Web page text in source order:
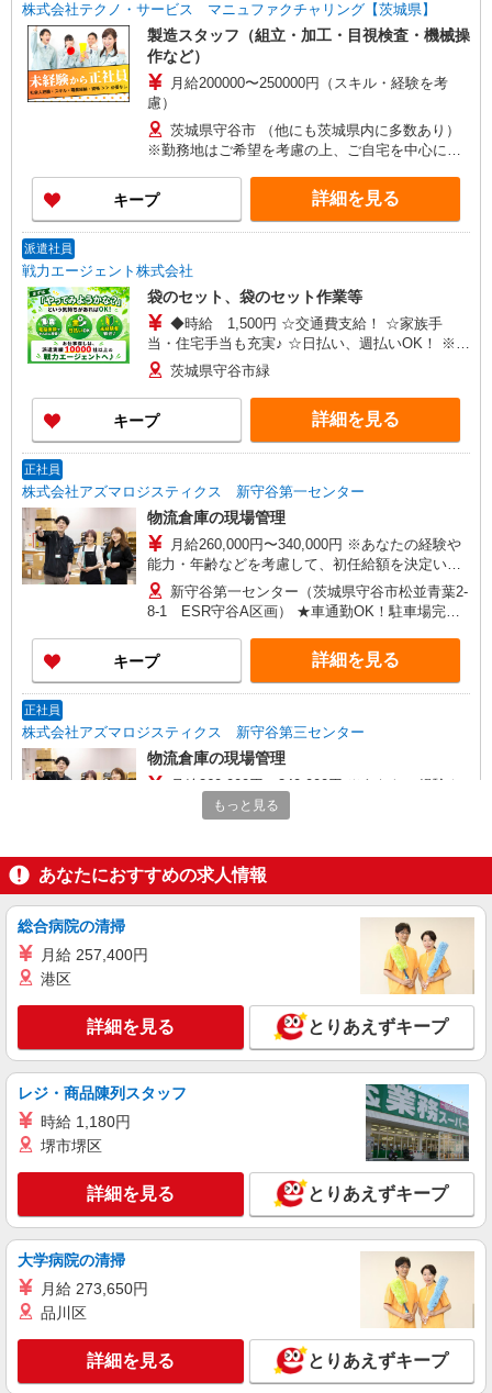
株式会社テクノ・サービス マニュファクチャリング【茨城県】
製造スタッフ（組立・加工・目視検査・機械操
作など）
月給200000〜250000円（スキル・経験を考
慮）
茨城県守谷市 （他にも茨城県内に多数あり）
※勤務地はご希望を考慮の上、ご自宅を中心に通
し）
キープ 詳細を見る
派遣社員
戦力エージェント株式会社
袋のセット、袋のセット作業等
◆時給 1,500円 ☆交通費支給！ ☆家族手
当・住宅手当も充実♪ ☆日払い、週払いOK！ ※す
べて当社規定あり
茨城県守谷市緑
キープ 詳細を見る
正社員
株式会社アズマロジスティクス 新守谷第一センター
物流倉庫の現場管理
月給260,000円〜340,000円 ※あなたの経験や
能力・年齢などを考慮して、初任給額を決定いた
します。 ※上記月給額には固定残業手当（月15時
間分・26,500円〜34,500円）が含まれます。 時
間超過分の時間外手当は、別途支給いたします。
※2ヶ月の試用期間があります。その間の給与・待
遇に変更はありません。 ＜年収例＞ 400万円（25
歳・入社2年目） 520万円（29歳・入社5年目）
新守谷第一センター（茨城県守谷市松並青葉2-
8-1 ESR守谷A区画） ★車通勤OK！駐車場完
キープ 詳細を見る
正社員
株式会社アズマロジスティクス 新守谷第三センター
物流倉庫の現場管理
月給260,000円〜340,000円 ※あなたの経験や
能力・年齢などを考慮して、初任給額を決定いた
します。 ※上記月給額には固定残業手当（月15時
間超過分の時間外手当は、別途支給いたします。
※2ヶ月の試用期間があります。その間の給与・待
遇に変更はありません。 ＜年収例＞ 400万円（25
歳・入社2年目） 520万円（29歳・入社5年目）
OK！駐車場完備！
キープ 詳細を見る
正社員
株式会社アズマロジスティクス 新守谷第二センター
月給260,000円〜340,000円 ※あなたの経験や
能力・年齢などを考慮して、初任給額を決定いた
します。 ※上記月給額には固定残業手当（月15時
間分・26,500円〜34,500円）が含まれます。 時
間超過分の時間外手当は、別途支給いたします。
※2ヶ月の試用期間があります。その間の給与・待
歳・入社2年目） 520万円（29歳・入社5年目）
650万円（36歳・入社10年目）
新守谷第二センター（茨城県守谷市松並青葉2-
8-1 ESR守谷B区画） ★車通勤OK！駐車場完
詳細を見る
株式会社HarvestBizCareer つくば本社/hbc-jm81
プラスチック容器の目視検査・箱詰め
手当・交通費は別途支給
キープ 詳細を見る
もっと見る
あなたにおすすめの求人情報
総合病院の清掃
月給 257,400円
港区
詳細を見る とりあえずキープ
レジ・商品陳列スタッフ
時給 1,180円
堺市堺区
詳細を見る とりあえずキープ
大学病院の清掃
月給 273,650円
品川区
詳細を見る とりあえずキープ